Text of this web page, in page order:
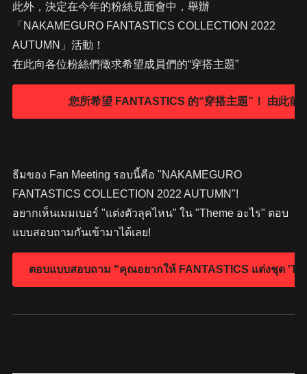
此外，決定在今年的粉絲見面會中，舉辦
「NAKAMEGURO FANTASTICS COLLECTION 2022
AUTUMN」活動！
在此向各位粉絲們徵求希望成員們的“穿搭主題”
ธีมของ Fan Meeting รอบนี้คือ "NAKAMEGURO
FANTASTICS COLLECTION 2022 AUTUMN"!
อยากเห็นเมมเบอร์ "แต่งตัวลุคไหน" ใน "Theme อะไร" ตอบ
แบบสอบถามกันเข้ามาได้เลย!